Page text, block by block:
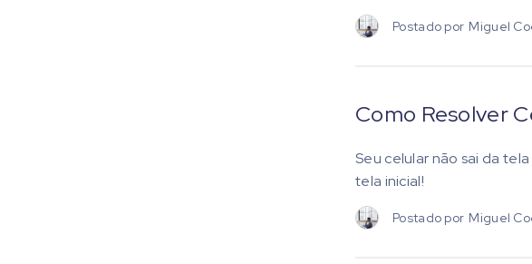
Postado por Miguel
Como Resolver
Seu celular não sai da
tela inicial!
Postado por Miguel